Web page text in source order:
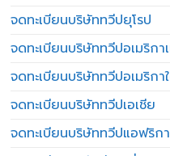
จดทะเบียนบริษัททวีปยุโรป
จดทะเบียนบริษัททวีปอเมริกา
จดทะเบียนบริษัททวีปอเมริกา
จดทะเบียนบริษัททวีปเอเชีย
จดทะเบียนบริษัททวีปแอฟริกา